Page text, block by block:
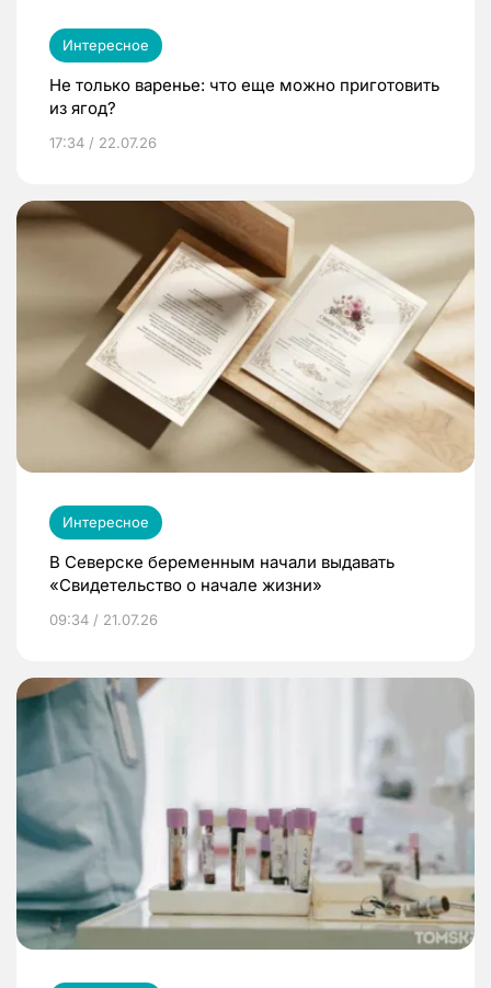
Интересное
Не только варенье: что еще можно приготовить
из ягод?
17:34 / 22.07.26
Интересное
В Северске беременным начали выдавать
«Свидетельство о начале жизни»
09:34 / 21.07.26